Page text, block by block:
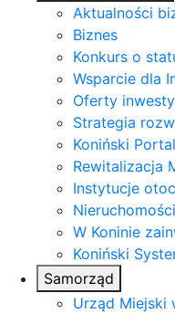
Aktualności
Biznes
Konkurs o
Wsparcie dla
Oferty
Strategia
Koniński
Rewitalizacja
Instytucje
W Koninie
Koniński
Samorząd
Urząd Miejski